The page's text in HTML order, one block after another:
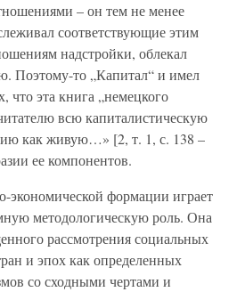
– он тем не менее
соответствующие этим
надстройки, облекал
Поэтому-то „Капитал“ и имел
что эта книга „немецкого
всю капиталистическую
как живую…» [2, т. 1, с. 138 –
ее компонентов.
экономической формации играет
методологическую роль. Она
рассмотрения социальных
и эпох как определенных
со сходными чертами и